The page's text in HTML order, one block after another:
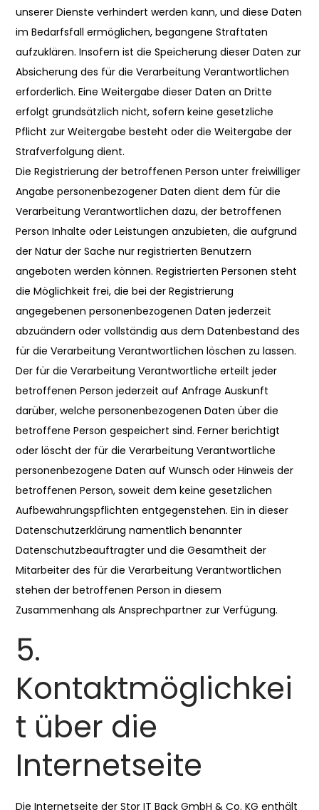
unserer Dienste verhindert werden kann, und diese Daten
im Bedarfsfall ermöglichen, begangene Straftaten
aufzuklären. Insofern ist die Speicherung dieser Daten zur
Absicherung des für die Verarbeitung Verantwortlichen
erforderlich. Eine Weitergabe dieser Daten an Dritte
erfolgt grundsätzlich nicht, sofern keine gesetzliche
Pflicht zur Weitergabe besteht oder die Weitergabe der
Strafverfolgung dient.
Die Registrierung der betroffenen Person unter freiwilliger
Angabe personenbezogener Daten dient dem für die
Verarbeitung Verantwortlichen dazu, der betroffenen
Person Inhalte oder Leistungen anzubieten, die aufgrund
der Natur der Sache nur registrierten Benutzern
angeboten werden können. Registrierten Personen steht
die Möglichkeit frei, die bei der Registrierung
angegebenen personenbezogenen Daten jederzeit
abzuändern oder vollständig aus dem Datenbestand des
für die Verarbeitung Verantwortlichen löschen zu lassen.
Der für die Verarbeitung Verantwortliche erteilt jeder
betroffenen Person jederzeit auf Anfrage Auskunft
darüber, welche personenbezogenen Daten über die
betroffene Person gespeichert sind. Ferner berichtigt
oder löscht der für die Verarbeitung Verantwortliche
personenbezogene Daten auf Wunsch oder Hinweis der
betroffenen Person, soweit dem keine gesetzlichen
Aufbewahrungspflichten entgegenstehen. Ein in dieser
Datenschutzerklärung namentlich benannter
Datenschutzbeauftragter und die Gesamtheit der
Mitarbeiter des für die Verarbeitung Verantwortlichen
stehen der betroffenen Person in diesem
Zusammenhang als Ansprechpartner zur Verfügung.
5.
Kontaktmöglichkei
t über die
Internetseite
Die Internetseite der Stor IT Back GmbH & Co. KG enthält